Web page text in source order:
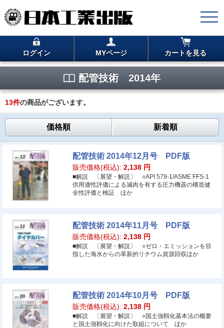
ログイン MYページ カートを見る
配管技術 2014年
13件の商品がございます。
価格順 新着順
配管技術 2014年12月号 PDF版
販売価格(税込): 2,138 円
■解説 〔展望・解説〕 ○API 579-1/ASME FFS-1
供用適性評価による減肉を有する圧力機器の構造健
全性評価と検証 ほか
配管技術 2014年11月号 PDF版
販売価格(税込): 2,138 円
■解説 〔展望・解説〕 ○ゼロ・エミッションを目
指した海水からの革新的リチウム資源回収ほか
配管技術 2014年10月号 PDF版
販売価格(税込): 2,138 円
■解説 〔展望・解説〕 ○国土強靱化基本法の概要
と国土強靱化に向けた取組について ほか